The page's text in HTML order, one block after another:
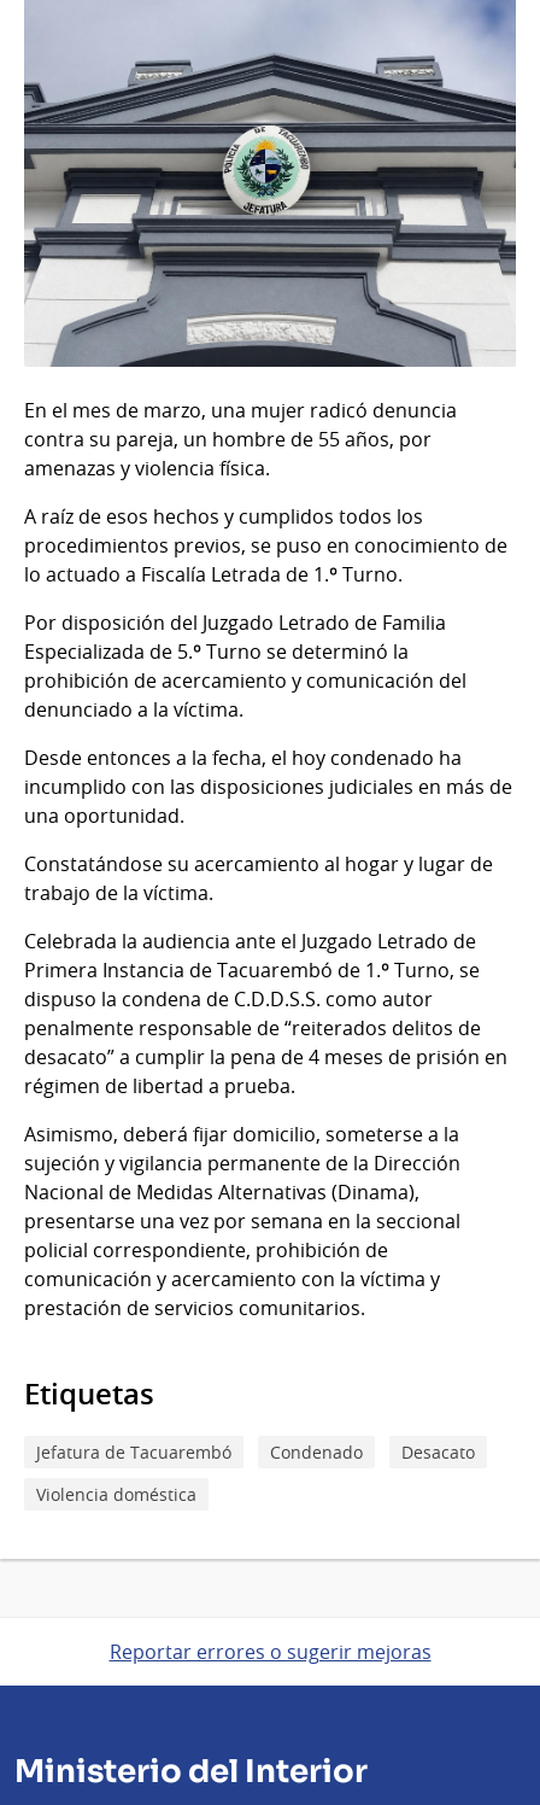
En el mes de marzo, una mujer radicó denuncia
contra su pareja, un hombre de 55 años, por
amenazas y violencia física.
A raíz de esos hechos y cumplidos todos los
procedimientos previos, se puso en conocimiento de
lo actuado a Fiscalía Letrada de 1.º Turno.
Por disposición del Juzgado Letrado de Familia
Especializada de 5.º Turno se determinó la
prohibición de acercamiento y comunicación del
denunciado a la víctima.
Desde entonces a la fecha, el hoy condenado ha
incumplido con las disposiciones judiciales en más de
una oportunidad.
Constatándose su acercamiento al hogar y lugar de
trabajo de la víctima.
Celebrada la audiencia ante el Juzgado Letrado de
Primera Instancia de Tacuarembó de 1.º Turno, se
dispuso la condena de C.D.D.S.S. como autor
penalmente responsable de “reiterados delitos de
desacato” a cumplir la pena de 4 meses de prisión en
régimen de libertad a prueba.
Asimismo, deberá fijar domicilio, someterse a la
sujeción y vigilancia permanente de la Dirección
Nacional de Medidas Alternativas (Dinama),
presentarse una vez por semana en la seccional
policial correspondiente, prohibición de
comunicación y acercamiento con la víctima y
prestación de servicios comunitarios.
Etiquetas
Jefatura de Tacuarembó Condenado
Desacato
Violencia doméstica
Reportar errores o sugerir mejoras
Ministerio del Interior